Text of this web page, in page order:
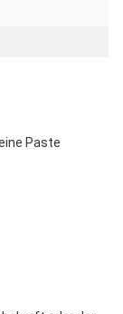
Paste